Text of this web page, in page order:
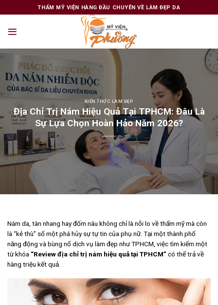
to
THẨM MỸ VIỆN HÀNG ĐẦU CHUYÊN VỀ LÀM ĐẸP DA
KIẾN THỨC LÀM ĐẸP
Địa Chỉ Trị Nám Hiệu Quả Tại TPHCM: Đâu Là
Sự Lựa Chọn Hoàn Hảo Năm 2026?
Nám da, tàn nhang hay đốm nâu không chỉ là nỗi lo về thẩm mỹ mà còn
là “kẻ thù” số một phá hủy sự tự tin của phụ nữ. Tại một thành phố
năng động và bùng nổ dịch vụ làm đẹp như TPHCM, việc tìm kiếm một
từ khóa “Review địa chỉ trị nám hiệu quả tại TPHCM” có thể trả về
hàng triệu kết quả.